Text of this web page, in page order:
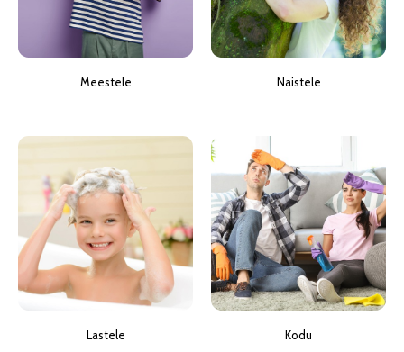
Meestele Naistele
Lastele Kodu